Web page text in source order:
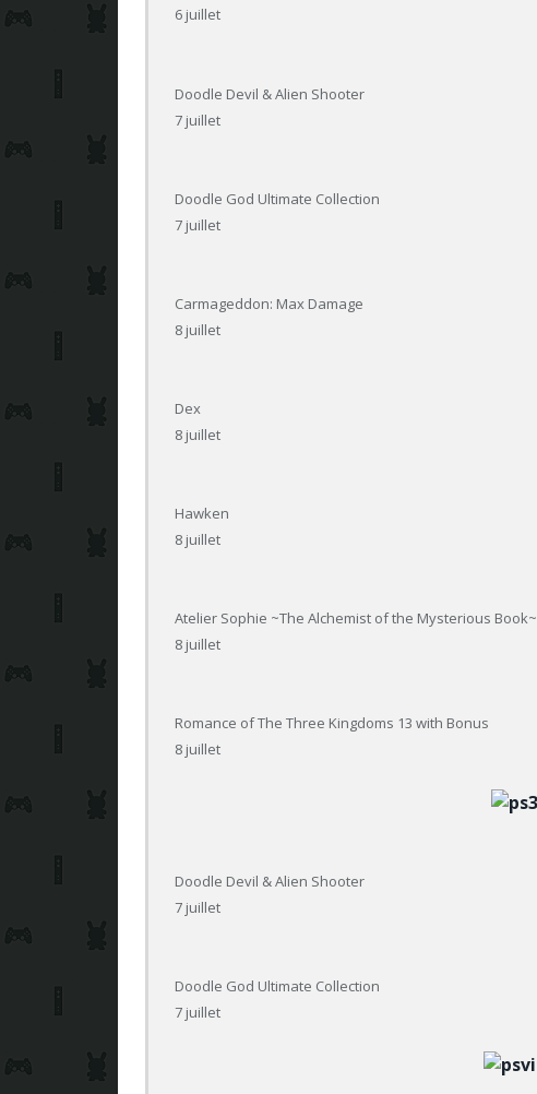
6 juillet
Doodle Devil & Alien Shooter
7 juillet
Doodle God Ultimate Collection
7 juillet
Carmageddon: Max Damage
8 juillet
Dex
8 juillet
Hawken
8 juillet
Atelier Sophie ~The Alchemist of the Mysterious Book~
8 juillet
Romance of The Three Kingdoms 13 with Bonus
8 juillet
Doodle Devil & Alien Shooter
7 juillet
Doodle God Ultimate Collection
7 juillet